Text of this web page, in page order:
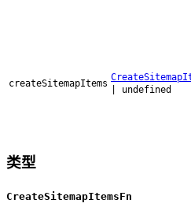
createSitemapItems
| undefined
类型
CreateSitemapItemsFn